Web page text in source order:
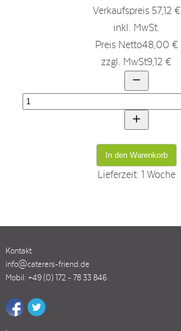
Verkaufspreis 57,12 €
inkl. MwSt.
Preis Netto48,00 €
zzgl. MwSt9,12 €
Lieferzeit: 1 Woche
Kontakt
info@caterers-friend.de
Mobil: +49 (0) 172 - 78 33 846